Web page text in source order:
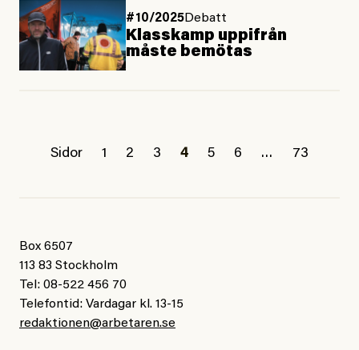
#10/2025Debatt
Klasskamp uppifrån
måste bemötas
Sidor 1 2 3 4 5 6 … 73
Box 6507
113 83 Stockholm
Tel: 08-522 456 70
Telefontid: Vardagar kl. 13-15
redaktionen@arbetaren.se